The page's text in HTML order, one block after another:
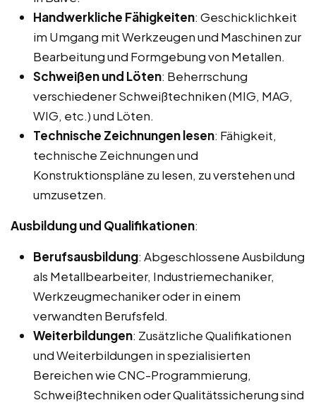
Handwerkliche Fähigkeiten: Geschicklichkeit
im Umgang mit Werkzeugen und Maschinen zur
Bearbeitung und Formgebung von Metallen.
Schweißen und Löten: Beherrschung
verschiedener Schweißtechniken (MIG, MAG,
WIG, etc.) und Löten.
Technische Zeichnungen lesen: Fähigkeit,
technische Zeichnungen und
Konstruktionspläne zu lesen, zu verstehen und
umzusetzen.
Ausbildung und Qualifikationen:
Berufsausbildung: Abgeschlossene Ausbildung
als Metallbearbeiter, Industriemechaniker,
Werkzeugmechaniker oder in einem
verwandten Berufsfeld.
Weiterbildungen: Zusätzliche Qualifikationen
und Weiterbildungen in spezialisierten
Bereichen wie CNC-Programmierung,
Schweißtechniken oder Qualitätssicherung sind